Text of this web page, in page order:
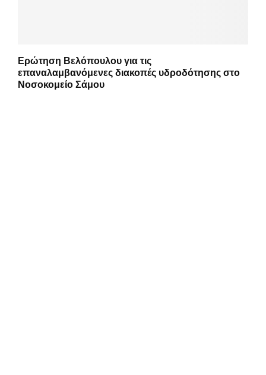
Ερώτηση Βελόπουλου για τις
επαναλαμβανόμενες διακοπές υδροδότησης στο
Νοσοκομείο Σάμου